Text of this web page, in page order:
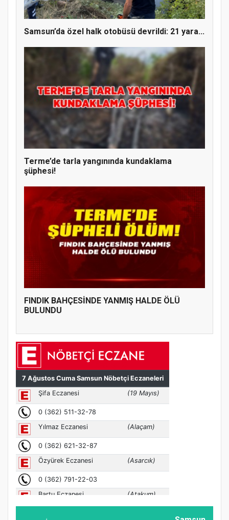
Samsun’da özel halk otobüsü devrildi: 21 yara...
Terme’de tarla yangınında kundaklama
şüphesi!
FINDIK BAHÇESİNDE YANMIŞ HALDE ÖLÜ
BULUNDU